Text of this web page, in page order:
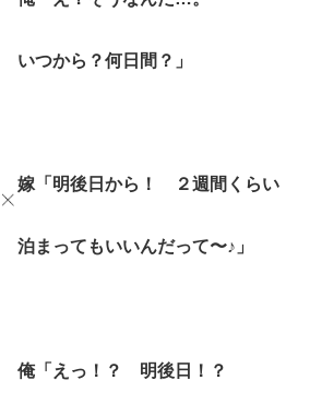
いつから？何日間？」
嫁「明後日から！ ２週間くらい
泊まってもいいんだって〜♪」
俺「えっ！？ 明後日！？